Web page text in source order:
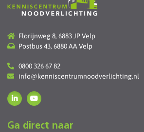
Florijnweg 8, 6883 JP Velp
Postbus 43, 6880 AA Velp
0800 326 67 82
info@kenniscentrumnoodverlichting.nl
Ga direct naar